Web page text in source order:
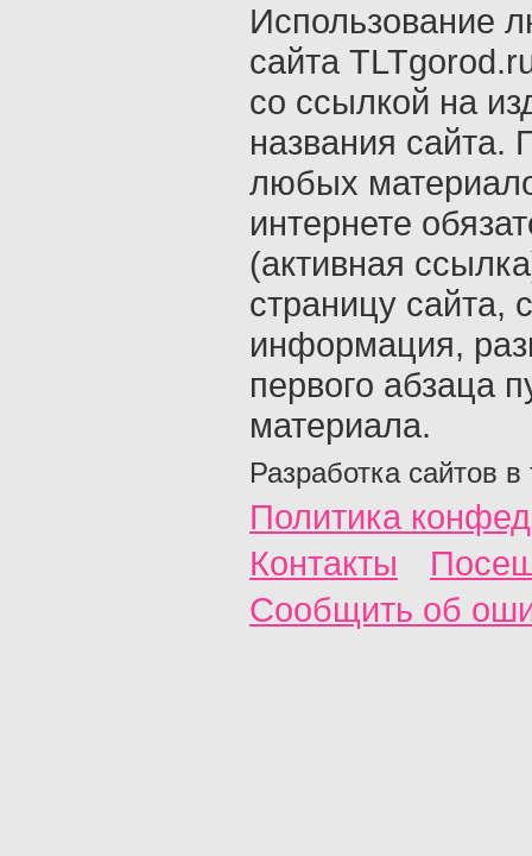
Использование
сайта
со ссылкой на
названия сайта.
любых
интернете
(активная
страницу сайта,
информация,
первого абзаца
материала.
Разработка сайтов в
Политика
Контакты
Сообщить об